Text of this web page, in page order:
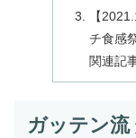
【
チ食感
関連記
ガッテン流